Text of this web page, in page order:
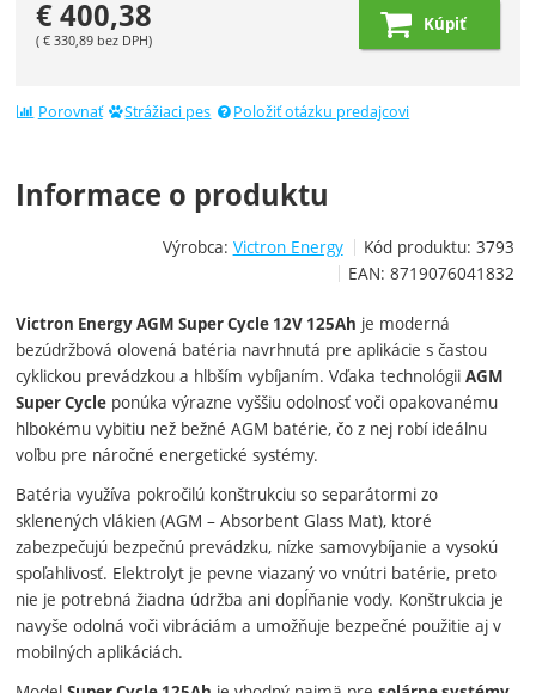
€400,38
( € 330,89 bez DPH)
Kúpiť
Porovnať Strážiaci pes Položiť otázku predajcovi
Informace o produktu
Výrobca: Victron Energy Kód produktu: 3793
EAN: 8719076041832
Victron Energy AGM Super Cycle 12V 125Ah je moderná
bezúdržbová olovená batéria navrhnutá pre aplikácie s častou
cyklickou prevádzkou a hlbším vybíjaním. Vďaka technológiiAGM
Super Cycle ponúka výrazne vyššiu odolnosť voči opakovanému
hlbokému vybitiu než bežné AGM batérie, čo z nej robí ideálnu
voľbu pre náročné energetické systémy.
Batéria využíva pokročilú konštrukciu so separátormi zo
sklenených vlákien (AGM – Absorbent Glass Mat), ktoré
zabezpečujú bezpečnú prevádzku, nízke samovybíjanie a vysokú
spoľahlivosť. Elektrolyt je pevne viazaný vo vnútri batérie, preto
nie je potrebná žiadna údržba ani dopĺňanie vody. Konštrukcia je
navyše odolná voči vibráciám a umožňuje bezpečné použitie aj v
mobilných aplikáciách.